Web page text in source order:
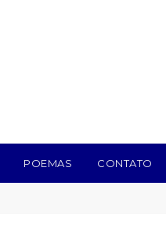
POEMAS CONTATO